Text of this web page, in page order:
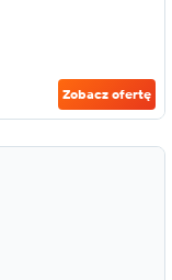
Zobacz ofertę